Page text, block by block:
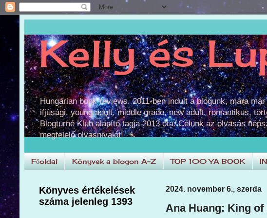
Kelly és
Hungarian book reviews. 2011-ben indult a blogunk, mára
ifjúsági, young adult, middle grade, new adult, romantikus,
Blogturné Klub alapító tagja 2013 óta. Célunk az olvasás
megfelelő olvasnivalót!
Főoldal Könyvek a blogon A-Z TOP 100 YA BOOK
2024. november 6., szerda
Ana Huang: King
Könyves értékelések
száma jelenleg 1393